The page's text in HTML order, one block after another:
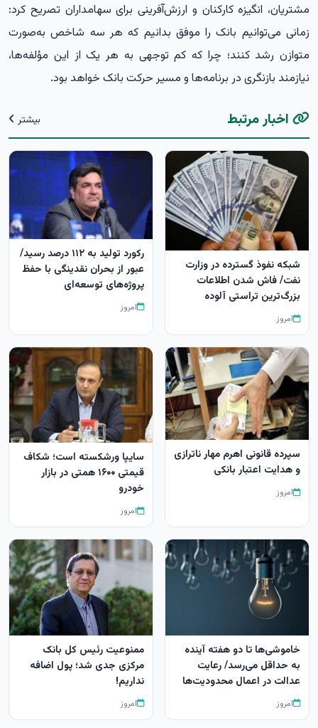
مشتریان، انگیزه کارکنان و ارزش‌آفرینی برای سهامداران تصریح کرد:
زمانی می‌توانیم بانک را موفق بدانیم که هر سه شاخص به‌صورت
متوازن رشد کنند؛ چرا که کم توجهی به هر یک از این مؤلفه‌ها،
نیازمند بازنگری در برنامه‌ها و مسیر حرکت بانک خواهد بود.​
اخبار مرتبط بیشتر
شبکه نفوذ گسترده در وزارت
نفت/ فاش شدن اطلاعات
بزرگ‌ترین تراستی‌ آلوده
امروز
رکورد تولید به ۱۱۲ درصد رسید/
عبور از بحران نقدینگی با حفظ
پروژه‌های توسعه‌ای
امروز
سپرده قانونی اهرم مهار ناترازی
و هدایت اعتبار بانکی
امروز
سایپا ورشکسته است؛ شکاف
قیمتی ۱۶۰۰ همتی در بازار
خودرو
امروز
خاموشی‌ها تا دو هفته آینده
به حداقل می‌رسد/ رعایت
عدالت در اعمال محدودیت‌ها
امروز
ممنوعیت رئیس کل بانک
مرکزی جدی شد؛ پول اضافه
نداریم!
امروز